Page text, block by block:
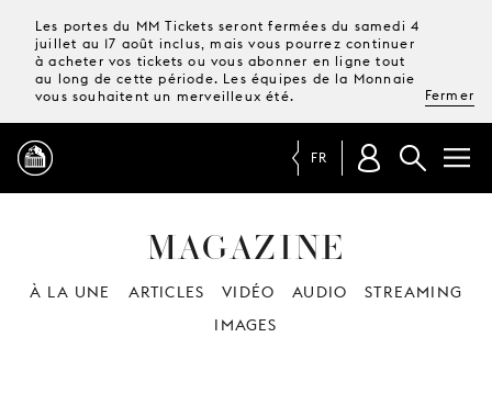
Les portes du MM Tickets seront fermées du samedi 4
juillet au 17 août inclus, mais vous pourrez continuer
à acheter vos tickets ou vous abonner en ligne tout
au long de cette période. Les équipes de la Monnaie
vous souhaitent un merveilleux été.
Fermer
MAGAZINE
FR
MAGAZINE
À LA UNE ARTICLES VIDÉO AUDIO
STREAMING
IMAGES